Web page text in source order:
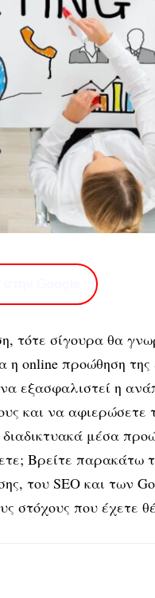
τότε σίγουρα θα
online προώθηση της
εξασφαλιστεί η
και να αφιερώσετε
μέσα
Βρείτε παρακάτω
του SEO και των
στόχους που έχετε